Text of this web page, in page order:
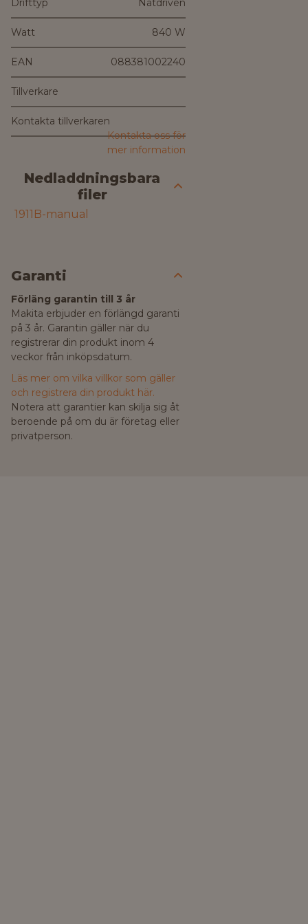
Drifttyp Nätdriven
Watt 840 W
EAN 088381002240
Tillverkare
Kontakta tillverkaren
Kontakta oss för
mer information
Nedladdningsbara
filer
1911B-manual
Garanti
Förläng garantin till 3 år
Makita erbjuder en förlängd garanti
på 3 år. Garantin gäller när du
registrerar din produkt inom 4
veckor från inköpsdatum.
Läs mer om vilka villkor som gäller
och registrera din produkt här.
Notera att garantier kan skilja sig åt
beroende på om du är företag eller
privatperson.